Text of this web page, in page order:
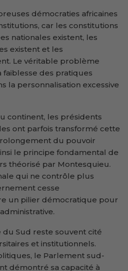
démocraties africaines
car les constitutions
nationales existent, les
existent et les
Le véritable problème
faiblesse des pratiques
la personnalisation excessive
continent, les présidents
ont parfois transformé cette
du pouvoir
le principe fondamental de
théorisé par Montesquieu.
qui ne contrôle plus
cesse
un pilier démocratique pour
du Sud reste souvent cité
et institutionnels.
le Parlement sud-
démontré sa capacité à